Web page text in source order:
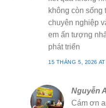
không còn
chuyên nghiệp
em ấn tượng
phát triển
15 THÁNG 5, 2026
Nguyễn
Cám ơn